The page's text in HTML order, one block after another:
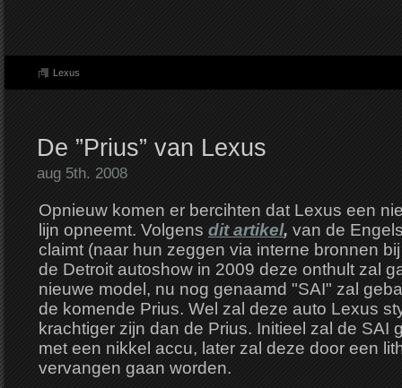
Lexus
De ”Prius” van Lexus
aug 5th. 2008
Opnieuw komen er bercihten dat Lexus een
lijn opneemt. Volgens dit artikel, van de
claimt (naar hun zeggen via interne bronnen
de Detroit autoshow in 2009 deze onthult zal
nieuwe model, nu nog genaamd "SAI" zal
de komende Prius. Wel zal deze auto Lexus
krachtiger zijn dan de Prius. Initieel zal de SAI
met een nikkel accu, later zal deze door een
vervangen gaan worden.